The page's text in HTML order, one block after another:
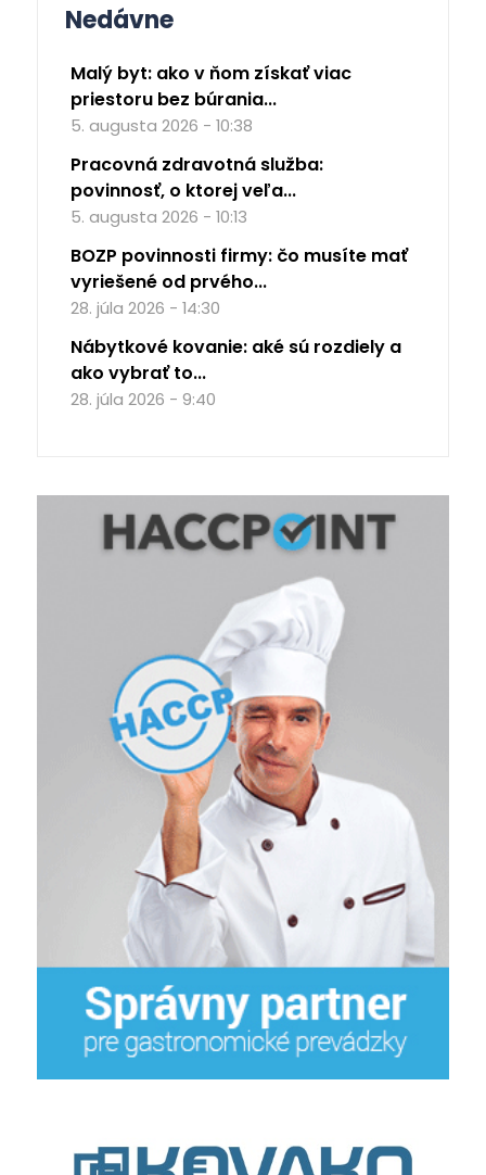
Nedávne
Malý byt: ako v ňom získať viac
priestoru bez búrania...
5. augusta 2026 - 10:38
Pracovná zdravotná služba:
povinnosť, o ktorej veľa...
5. augusta 2026 - 10:13
BOZP povinnosti firmy: čo musíte mať
vyriešené od prvého...
28. júla 2026 - 14:30
Nábytkové kovanie: aké sú rozdiely a
ako vybrať to...
28. júla 2026 - 9:40